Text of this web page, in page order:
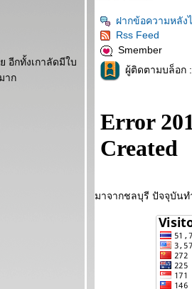
อีกทั้งเกาลัดมีใบ
าก
ฝากข้อความหลัง
Rss Feed
Smember
ผู้ติดตามบล็อก
มาจากชลบุรี ปัจจุบันท